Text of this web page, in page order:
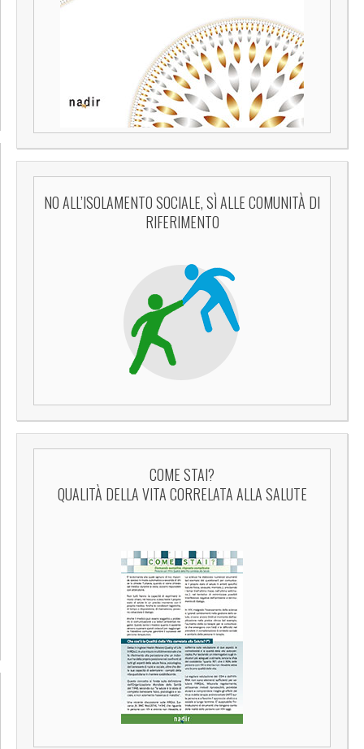
NO ALL’ISOLAMENTO SOCIALE, SÌ ALLE COMUNITÀ DI
RIFERIMENTO
COME STAI?
QUALITÀ DELLA VITA CORRELATA ALLA SALUTE